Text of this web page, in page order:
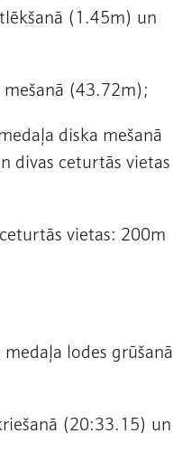
(1.45m) un
mešanā (43.72m);
diska mešanā
divas ceturtās vietas
vietas: 200m
lodes grūšanā
(20:33.15) un